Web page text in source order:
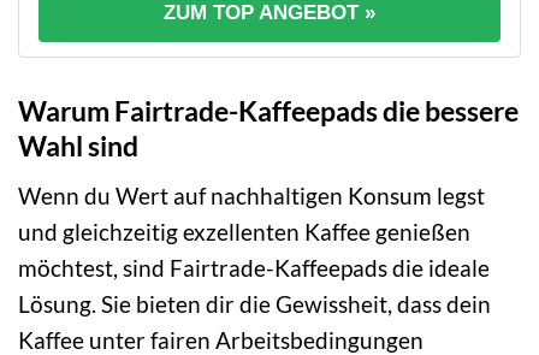
ZUM TOP ANGEBOT »
Warum Fairtrade-Kaffeepads die bessere
Wahl sind
Wenn du Wert auf nachhaltigen Konsum legst
und gleichzeitig exzellenten Kaffee genießen
möchtest, sind Fairtrade-Kaffeepads die ideale
Lösung. Sie bieten dir die Gewissheit, dass dein
Kaffee unter fairen Arbeitsbedingungen